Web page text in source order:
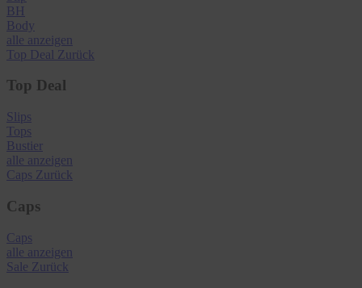
BH
Body
alle anzeigen
Top Deal Zurück
Top Deal
Slips
Tops
Bustier
alle anzeigen
Caps Zurück
Caps
Caps
alle anzeigen
Sale Zurück